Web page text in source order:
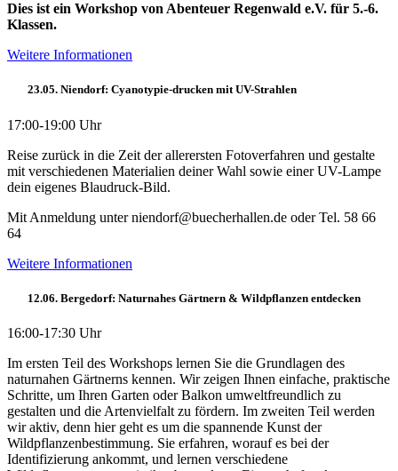
Dies ist ein Workshop von Abenteuer Regenwald e.V. für 5.-6.
Klassen.
Weitere Informationen
23.05. Niendorf: Cyanotypie-drucken mit UV-Strahlen
17:00-19:00 Uhr
Reise zurück in die Zeit der allerersten Fotoverfahren und gestalte
mit verschiedenen Materialien deiner Wahl sowie einer UV-Lampe
dein eigenes Blaudruck-Bild.
Mit Anmeldung unter niendorf@buecherhallen.de oder Tel. 58 66
64
Weitere Informationen
12.06. Bergedorf: Naturnahes Gärtnern & Wildpflanzen entdecken
16:00-17:30 Uhr
Im ersten Teil des Workshops lernen Sie die Grundlagen des
naturnahen Gärtnerns kennen. Wir zeigen Ihnen einfache, praktische
Schritte, um Ihren Garten oder Balkon umweltfreundlich zu
gestalten und die Artenvielfalt zu fördern. Im zweiten Teil werden
wir aktiv, denn hier geht es um die spannende Kunst der
Wildpflanzenbestimmung. Sie erfahren, worauf es bei der
Identifizierung ankommt, und lernen verschiedene